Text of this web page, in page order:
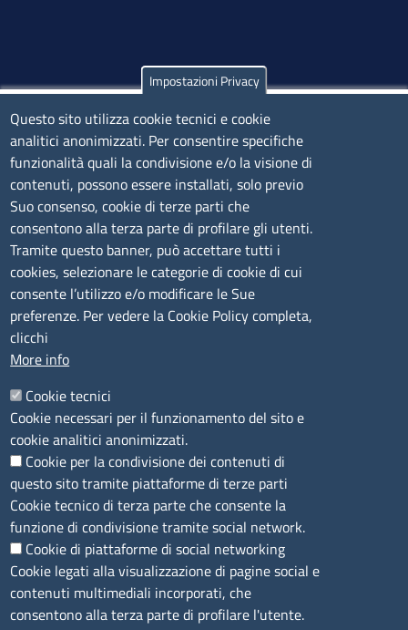
Olbia
Via Nanni 43 - 07026 Olbia
Tel. 0789 66122 | 0789 69580
mail:ufficio.olbia@ss.camcom.it
lunedì al venerdì: 9,00 - 12,00; lunedì pomeriggio: 16,00
- 17,00
CONTATTI
Camera di Commercio, Industria, Artigianato e
Agricoltura di Sassari
P.IVA01047570906
Codice Fiscale 80000930901
Codice Univoco per le fatture elettroniche
LINK UTILI
Segnalazione di illecito
Amministrazione Trasparente
Accesso riservato
Impostazioni Privacy
Questo sito utilizza cookie tecnici e cookie
analitici anonimizzati. Per consentire specifiche
funzionalità quali la condivisione e/o la visione di
contenuti, possono essere installati, solo previo
Suo consenso, cookie di terze parti che
consentono alla terza parte di profilare gli utenti.
Tramite questo banner, può accettare tutti i
cookies, selezionare le categorie di cookie di cui
consente l’utilizzo e/o modificare le Sue
preferenze. Per vedere la Cookie Policy completa,
clicchi
More info
Cookie tecnici
Cookie necessari per il funzionamento del sito e
cookie analitici anonimizzati.
Cookie per la condivisione dei contenuti di
questo sito tramite piattaforme di terze parti
Cookie tecnico di terza parte che consente la
funzione di condivisione tramite social network.
Cookie di piattaforme di social networking
Cookie legati alla visualizzazione di pagine social e
contenuti multimediali incorporati, che
consentono alla terza parte di profilare l'utente.